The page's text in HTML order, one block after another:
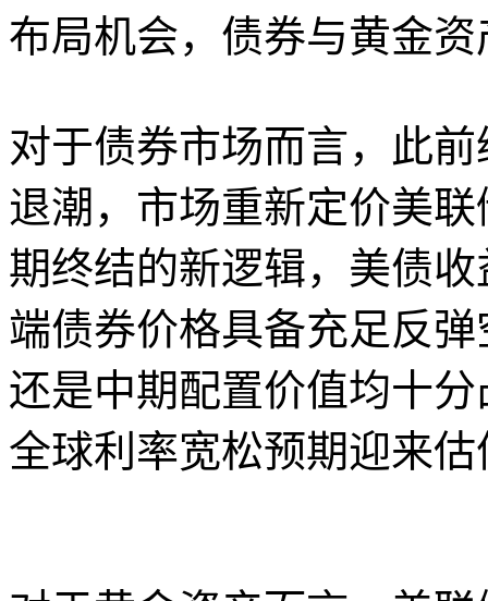
布局机会，债券与黄金
对于债券市场而言，此
退潮，市场重新定价美
期终结的新逻辑，美债
端债券价格具备充足反
还是中期配置价值均十
全球利率宽松预期迎来